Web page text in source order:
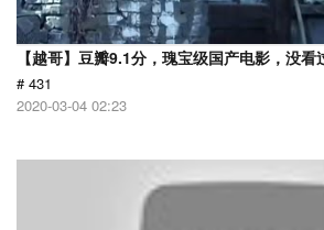
【越哥】豆瓣9.1分，瑰宝级国产电影，没看
# 431
2020-03-04 02:23